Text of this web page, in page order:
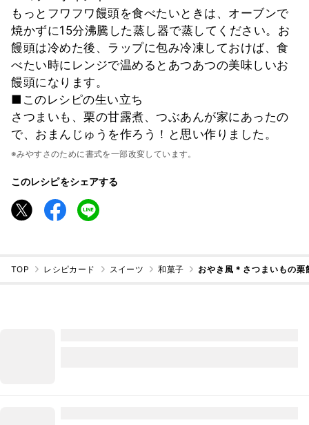
もっとフワフワ饅頭を食べたいときは、オーブンで
焼かずに15分沸騰した蒸し器で蒸してください。お
饅頭は冷めた後、ラップに包み冷凍しておけば、食
べたい時にレンジで温めるとあつあつの美味しいお
饅頭になります。
■このレシピの生い立ち
さつまいも、栗の甘露煮、つぶあんが家にあったの
で、おまんじゅうを作ろう！と思い作りました。
※みやすさのために書式を一部改変しています。
このレシピをシェアする
TOP レシピカード スイーツ 和菓子 おやき風＊さつまいもの栗